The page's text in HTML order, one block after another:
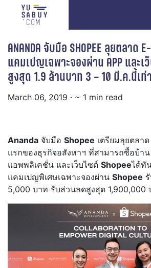
ANANDA จับมือ SHOPEE ลุยตลาด
แคมเปญเฉพาะจองผ่าน APP และ
สูงสุด 1.9 ล้านบาท 3 – 10 มี.ค.นี้เท่
March 06, 2019 · ~ 1 min read
Ananda จับมือ Shopee เตรียมลุยตลา
แรกของธุรกิจอสังหาฯ ที่สามารถซื้อบ้า
แอพพลิเคชั่น และเว็บไซต์ Shopeeได้ทั
แคมเปญพิเศษเฉพาะจองผ่าน Shopee
5,000 บาท รับส่วนลดสูงสุด 1,900,000